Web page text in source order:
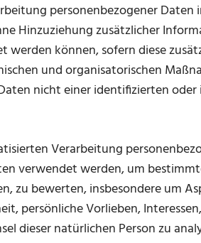
personenbezogener Daten
Hinzuziehung zusätzlicher
werden können, sofern diese
und organisatorischen
nicht einer identifizierten
Verarbeitung
verwendet werden, um
zu bewerten, insbesondere um
persönliche Vorlieben,
dieser natürlichen Person zu